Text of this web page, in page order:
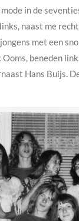
in de
naast me
met een
Ooms, beneden
Hans Buijs.